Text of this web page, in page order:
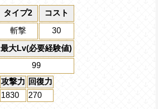
タイプ2 コスト
斬撃 30
最大Lv(必要経験値)
99
攻撃力 回復力
1830 270